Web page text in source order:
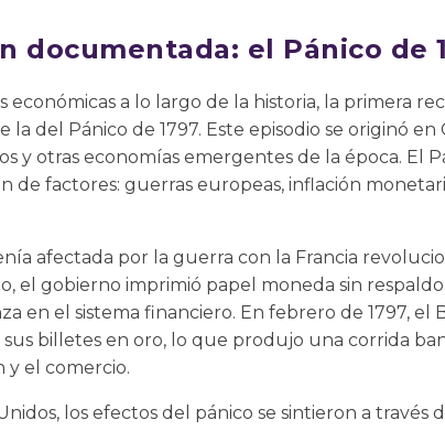
documentada: el Pánico de
económicas a lo largo de la historia, la primera
del Pánico de 1797. Este episodio se originó
y otras economías emergentes de la época. El
de factores: guerras europeas, inflación
afectada por la guerra con la Francia
el gobierno imprimió papel moneda sin
en el sistema financiero. En febrero de 1797, el
billetes en oro, lo que produjo una corrida
y el comercio.
los efectos del pánico se sintieron a través